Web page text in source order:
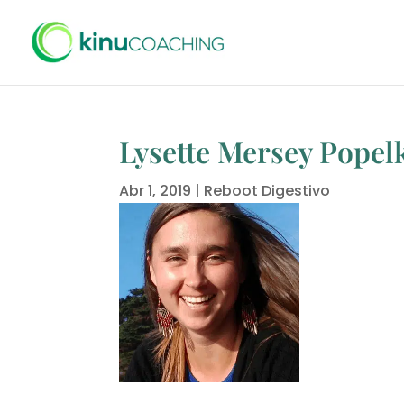
Lysette Mersey
Abr 1, 2019 | Reboot Digestivo